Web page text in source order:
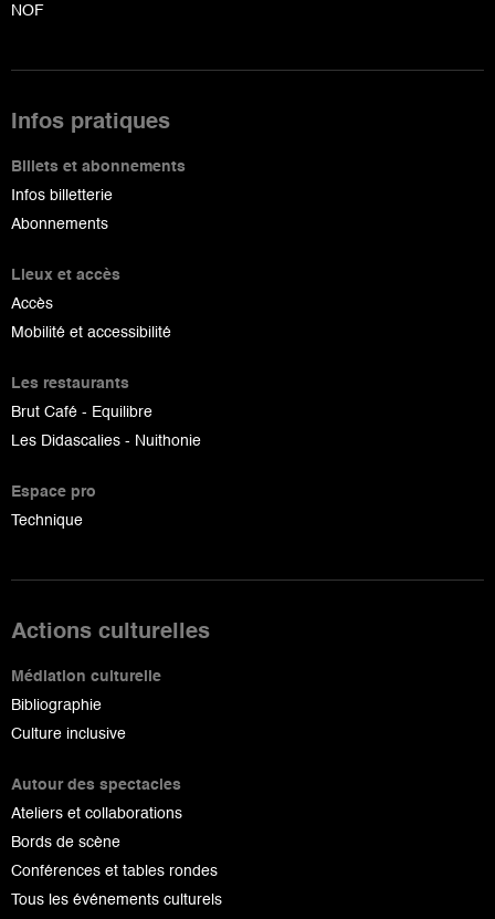
NOF
Infos pratiques
Billets et abonnements
Infos billetterie
Abonnements
Lieux et accès
Accès
Mobilité et accessibilité
Les restaurants
Brut Café - Equilibre
Les Didascalies - Nuithonie
Espace pro
Technique
Actions culturelles
Médiation culturelle
Bibliographie
Culture inclusive
Autour des spectacles
Ateliers et collaborations
Bords de scène
Conférences et tables rondes
Tous les événements culturels